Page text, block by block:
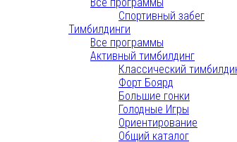
Спортивный забег
Тимбилдинги
Все программы
Активный тимбилдинг
Классический
Форт Боярд
Большие гонки
Голодные Игры
Ориентирование
Общий каталог